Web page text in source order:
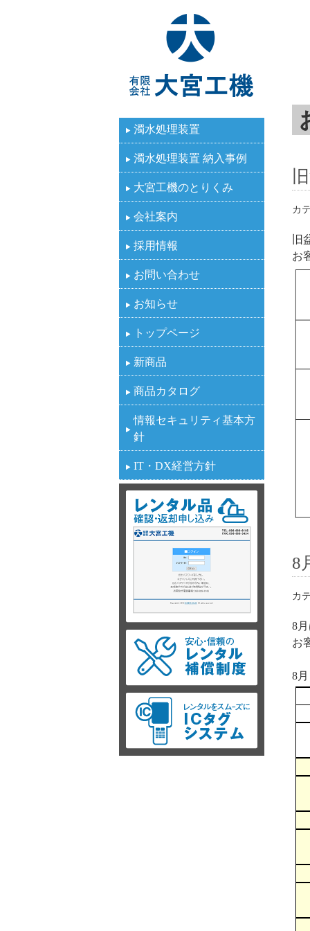
濁水処理装置
濁水処理装置 納入事例
大宮工機のとりくみ
会社案内
採用情報
お問い合わせ
お知らせ
トップページ
新商品
商品カタログ
情報セキュリティ基本方
針
IT・DX経営方針
カ
旧
お
8
カ
8
お
8